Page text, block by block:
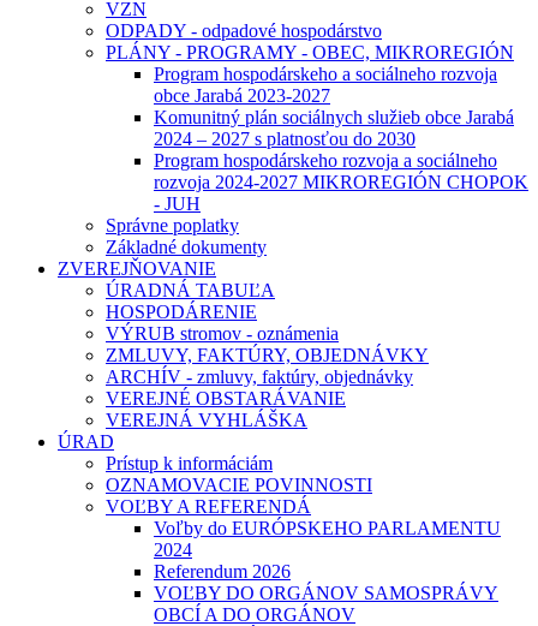
VZN
ODPADY - odpadové hospodárstvo
PLÁNY - PROGRAMY - OBEC, MIKROREGIÓN
Program hospodárskeho a sociálneho rozvoja
obce Jarabá 2023-2027
Komunitný plán sociálnych služieb obce Jarabá
2024 – 2027 s platnosťou do 2030
Program hospodárskeho rozvoja a sociálneho
rozvoja 2024-2027 MIKROREGIÓN CHOPOK
- JUH
Správne poplatky
Základné dokumenty
ZVEREJŇOVANIE
ÚRADNÁ TABUĽA
HOSPODÁRENIE
VÝRUB stromov - oznámenia
ZMLUVY, FAKTÚRY, OBJEDNÁVKY
ARCHÍV - zmluvy, faktúry, objednávky
VEREJNÉ OBSTARÁVANIE
VEREJNÁ VYHLÁŠKA
ÚRAD
Prístup k informáciám
OZNAMOVACIE POVINNOSTI
VOĽBY A REFERENDÁ
Voľby do EURÓPSKEHO PARLAMENTU
2024
Referendum 2026
VOĽBY DO ORGÁNOV SAMOSPRÁVY
OBCÍ A DO ORGÁNOV